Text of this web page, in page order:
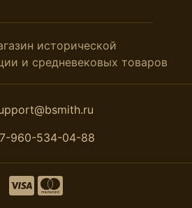
исторической
и средневековых товаров
960-534-04-88